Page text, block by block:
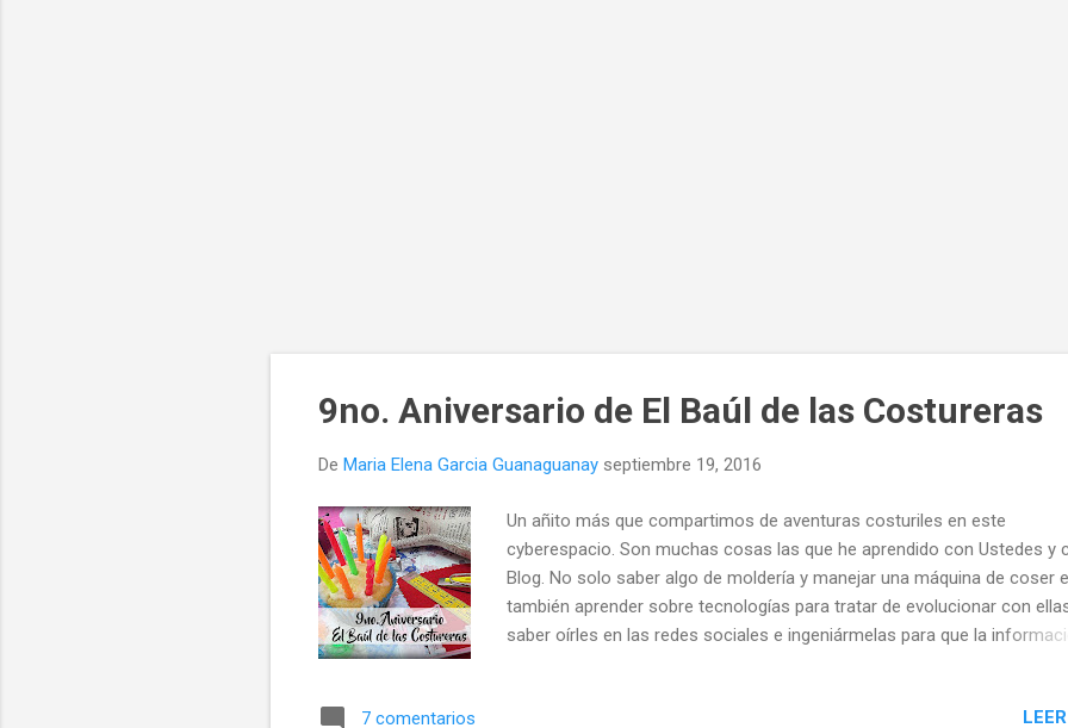
9no. Aniversario de El Baúl de las Costureras
De Maria Elena Garcia Guanaguanay septiembre 19, 2016
Un añito más que compartimos de aventuras costuriles en este
cyberespacio. Son muchas cosas las que he aprendido con Ustedes y
Blog. No solo saber algo de moldería y manejar una máquina de coser
también aprender sobre tecnologías para tratar de evolucionar con
saber oírles en las redes sociales e ingeniármelas para que la
7 comentarios